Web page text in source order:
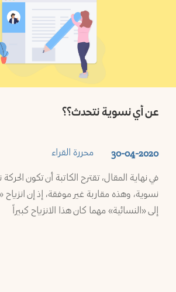
عن أي نسوية نتحدث؟؟
محررة القراء 30-04-2020
في نهاية المقال، تقترح الكاتبة أن تكون
نسوية، وهذه مقاربة غير موفقة، إذ إن انزياح
إلى «النسائية» مهما كان هذا الانزياح كبيراً